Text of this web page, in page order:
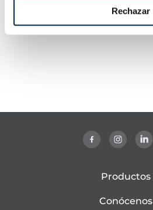
Rechazar
Productos
Conócenos